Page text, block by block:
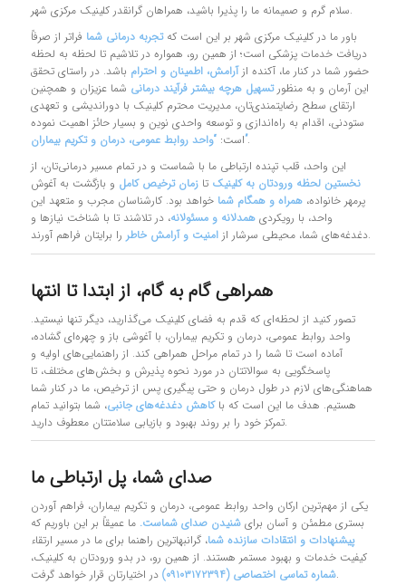
سلام گرم و صمیمانه ما را پذیرا باشید، همراهان گرانقدر کلینیک مرکزی شهر.
باور ما در کلینیک مرکزی شهر بر این است کهتجربه درمانی شما فراتر از صرفاً
دریافت خدمات پزشکی است؛ از همین رو، همواره در تلاشیم تا لحظه به لحظه
حضور شما در کنار ما، آکنده ازآرامش، اطمینان و احترام باشد. در راستای تحقق
این آرمان و به منظورتسهیل هرچه بیشتر فرآیند درمانی شما عزیزان و همچنین
ارتقای سطح رضایتمندی‌تان، مدیریت محترم کلینیک با دوراندیشی و تعهدی
ستودنی، اقدام به راه‌اندازی و توسعه واحدی نوین و بسیار حائز اهمیت نموده
است:“واحد روابط عمومی، درمان و تکریم بیماران”.
این واحد، قلب تپنده ارتباطی ما با شماست و در تمام مسیر درمانی‌تان، از
نخستین لحظه ورودتان به کلینیک تازمان ترخیص کامل و بازگشت به آغوش
پرمهر خانواده،همراه و همگام شما خواهد بود. کارشناسان مجرب و متعهد این
واحد، با رویکردیهمدلانه و مسئولانه، در تلاشند تا با شناخت نیازها و
دغدغه‌های شما، محیطی سرشار ازامنیت و آرامش خاطر را برایتان فراهم آورند.
همراهی گام به گام، از ابتدا تا انتها
تصور کنید از لحظه‌ای که قدم به فضای کلینیک می‌گذارید، دیگر تنها نیستید.
واحد روابط عمومی، درمان و تکریم بیماران، با آغوشی باز و چهره‌ای گشاده،
آماده است تا شما را در تمام مراحل همراهی کند. از راهنمایی‌های اولیه و
پاسخگویی به سوالاتتان در مورد نحوه پذیرش و بخش‌های مختلف، تا
هماهنگی‌های لازم در طول درمان و حتی پیگیری پس از ترخیص، ما در کنار شما
هستیم. هدف ما این است که باکاهش دغدغه‌های جانبی، شما بتوانید تمام
تمرکز خود را بر روند بهبود و بازیابی سلامتتان معطوف دارید.
صدای شما، پل ارتباطی ما
یکی از مهم‌ترین ارکان واحد روابط عمومی، درمان و تکریم بیماران، فراهم آوردن
بستری مطمئن و آسان برایشنیدن صدای شماست. ما عمیقاً بر این باوریم که
پیشنهادات و انتقادات سازنده شما، گرانبهاترین راهنما برای ما در مسیر ارتقاء
کیفیت خدمات و بهبود مستمر هستند. از همین رو، در بدو ورودتان به کلینیک،
شماره تماسی اختصاصی (۰۹۱۰۳۱۷۲۳۹۴)در اختیارتان قرار خواهد گرفت.